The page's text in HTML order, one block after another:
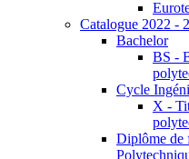
Catalogue 2022 -
Bachelor
BS -
Cycle
X -
Diplôme de